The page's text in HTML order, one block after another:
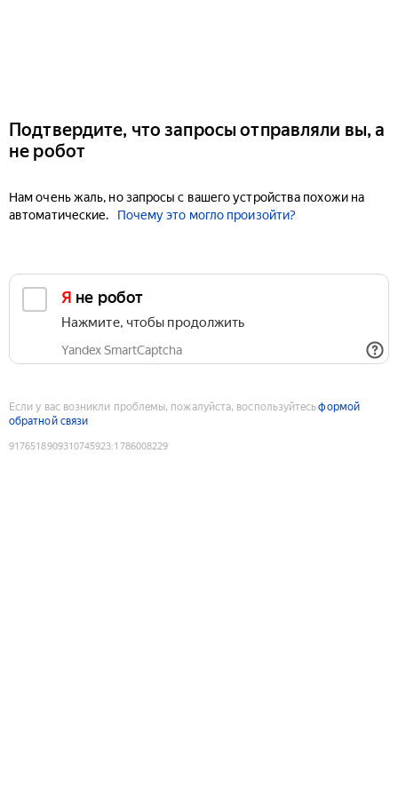
Подтвердите, что запросы отправляли вы, а
не робот
Нам очень жаль, но запросы с вашего устройства похожи на
автоматические.
Почему это могло произойти?
Я не робот
Нажмите, чтобы продолжить
Yandex SmartCaptcha
Если у вас возникли проблемы, пожалуйста, воспользуйтесьформой
обратной связи
9176518909310745923:1786008229